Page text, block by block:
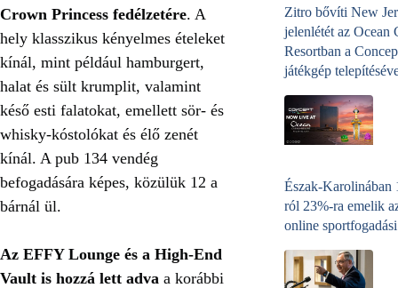
Crown Princess fedélzetére. A
hely klasszikus kényelmes ételeket
kínál, mint például hamburgert,
halat és sült krumplit, valamint
késő esti falatokat, emellett sör- és
whisky-kóstolókat és élő zenét
kínál. A pub 134 vendég
befogadására képes, közülük 12 a
bárnál ül.
Az EFFY Lounge és a High-End
Vault is hozzá lett adva a korábbi
Zitro bővíti New
jelenlétét az Ocean
Resortban a
játékgép
Észak-Karolinában
ról 23%-ra emelik
online